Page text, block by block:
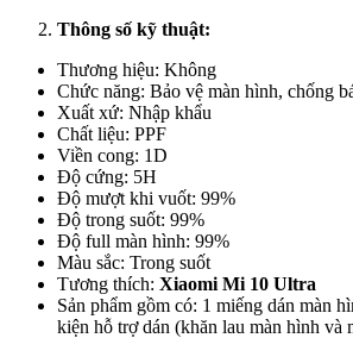
Thông số kỹ thuật:
Thương hiệu: Không
Chức năng: Bảo vệ màn hình, chống
Xuất xứ: Nhập khẩu
Chất liệu: PPF
Viền cong: 1D
Độ cứng: 5H
Độ mượt khi vuốt: 99%
Độ trong suốt: 99%
Độ full màn hình: 99%
Màu sắc: Trong suốt
Tương thích: Xiaomi Mi 10 Ultra
Sản phẩm gồm có: 1 miếng dán màn
kiện hỗ trợ dán (khăn lau màn hình và